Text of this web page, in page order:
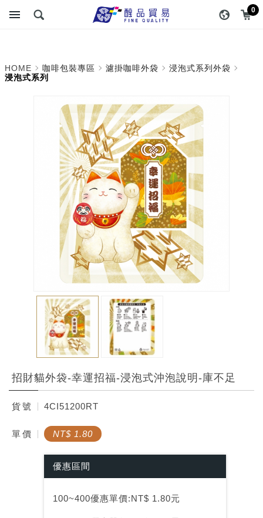
浸泡式系列_浸泡式系列外
:: 最專業的包裝資材專家
0
醇品貿易主選單
HOME 咖啡包裝專區 濾掛咖啡外袋
浸泡式系列外袋
浸泡式系列
招財貓外袋-幸運招福-浸泡式沖泡說明-庫不足
貨號 4CI51200RT
單價 NT$ 1.80
優惠區間
100~400優惠單價:NT$ 1.80元